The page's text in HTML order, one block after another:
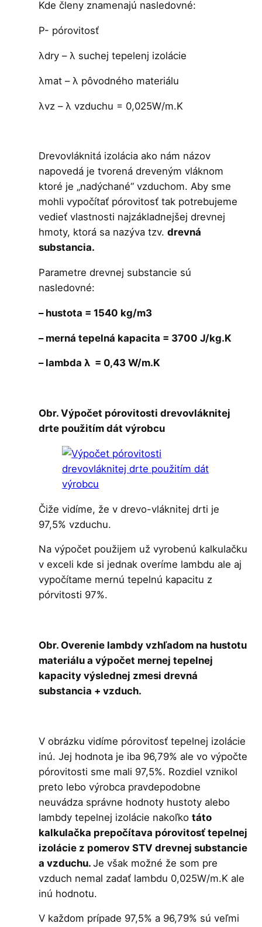
Kde členy znamenajú nasledovné:
P- pórovitosť
λdry – λ suchej tepelenj izolácie
λmat – λ pôvodného materiálu
λvz – λ vzduchu = 0,025W/m.K
Drevovláknitá izolácia ako nám názov
napovedá je tvorená dreveným vláknom
ktoré je „nadýchané“ vzduchom. Aby sme
mohli vypočítať pórovitosť tak potrebujeme
vedieť vlastnosti najzákladnejšej drevnej
hmoty, ktorá sa nazýva tzv.drevná
substancia.
Parametre drevnej substancie sú
nasledovné:
– hustota = 1540 kg/m3
– merná tepelná kapacita = 3700 J/kg.K
– lambda λ = 0,43 W/m.K
Obr. Výpočet pórovitosti drevovláknitej
drte použitím dát výrobcu
Čiže vidíme, že v drevo-vláknitej drti je
97,5% vzduchu.
Na výpočet použijem už vyrobenú kalkulačku
v exceli kde si jednak overíme lambdu ale aj
vypočítame mernú tepelnú kapacitu z
pórvitosti 97%.
Obr. Overenie lambdy vzhľadom na hustotu
materiálu a výpočet mernej tepelnej
kapacity výslednej zmesi drevná
substancia + vzduch.
V obrázku vidíme pórovitosť tepelnej izolácie
inú. Jej hodnota je iba 96,79% ale vo výpočte
pórovitosti sme mali 97,5%. Rozdiel vznikol
preto lebo výrobca pravdepodobne
neuvádza správne hodnoty hustoty alebo
lambdy tepelnej izolácie nakoľkotáto
kalkulačka prepočítava pórovitosť tepelnej
izolácie z pomerov STV drevnej substancie
a vzduchu.Je však možné že som pre
vzduch nemal zadať lambdu 0,025W/m.K ale
inú hodnotu.
V každom prípade 97,5% a 96,79% sú veľmi